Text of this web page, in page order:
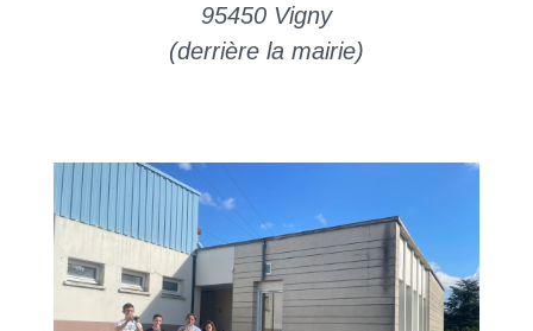
95450 Vigny
(derrière la mairie)